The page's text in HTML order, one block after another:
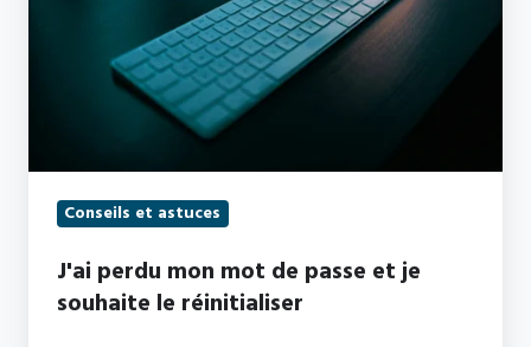
le
réinitialiser
Conseils et astuces
J'ai perdu mon mot de passe et je
souhaite le réinitialiser